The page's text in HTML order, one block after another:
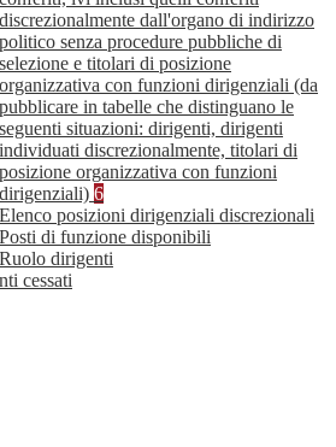
discrezionalmente dall'organo di indirizzo
politico senza procedure pubbliche di
selezione e titolari di posizione
organizzativa con funzioni dirigenziali (da
pubblicare in tabelle che distinguano le
seguenti situazioni: dirigenti, dirigenti
individuati discrezionalmente, titolari di
posizione organizzativa con funzioni
dirigenziali) 6
Elenco posizioni dirigenziali discrezionali
Posti di funzione disponibili
Ruolo dirigenti
cessati